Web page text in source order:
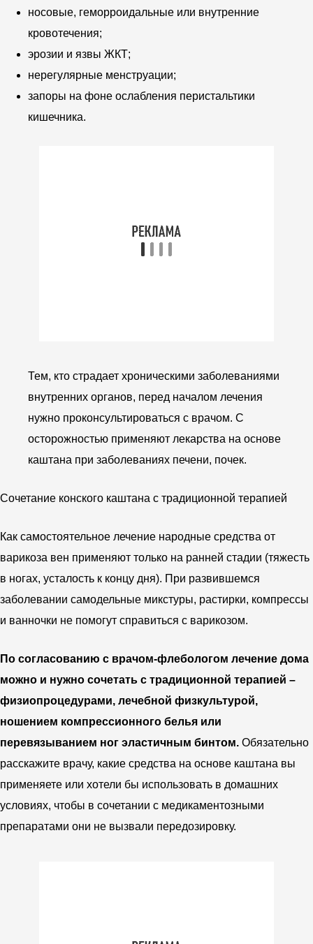
носовые, геморроидальные или внутренние
кровотечения;
эрозии и язвы ЖКТ;
нерегулярные менструации;
запоры на фоне ослабления перистальтики
кишечника.
Тем, кто страдает хроническими заболеваниями
внутренних органов, перед началом лечения
нужно проконсультироваться с врачом. С
осторожностью применяют лекарства на основе
каштана при заболеваниях печени, почек.
Сочетание конского каштана с традиционной терапией
Как самостоятельное лечение народные средства от
варикоза вен применяют только на ранней стадии (тяжесть
в ногах, усталость к концу дня). При развившемся
заболевании самодельные микстуры, растирки, компрессы
и ванночки не помогут справиться с варикозом.
По согласованию с врачом-флебологом лечение дома
можно и нужно сочетать с традиционной терапией –
физиопроцедурами, лечебной физкультурой,
ношением компрессионного белья или
перевязыванием ног эластичным бинтом. Обязательно
расскажите врачу, какие средства на основе каштана вы
применяете или хотели бы использовать в домашних
условиях, чтобы в сочетании с медикаментозными
препаратами они не вызвали передозировку.